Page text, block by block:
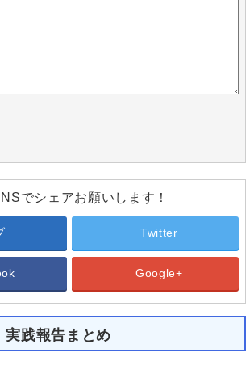
でシェアお願いします！
Twitter
Google+
実践報告まとめ